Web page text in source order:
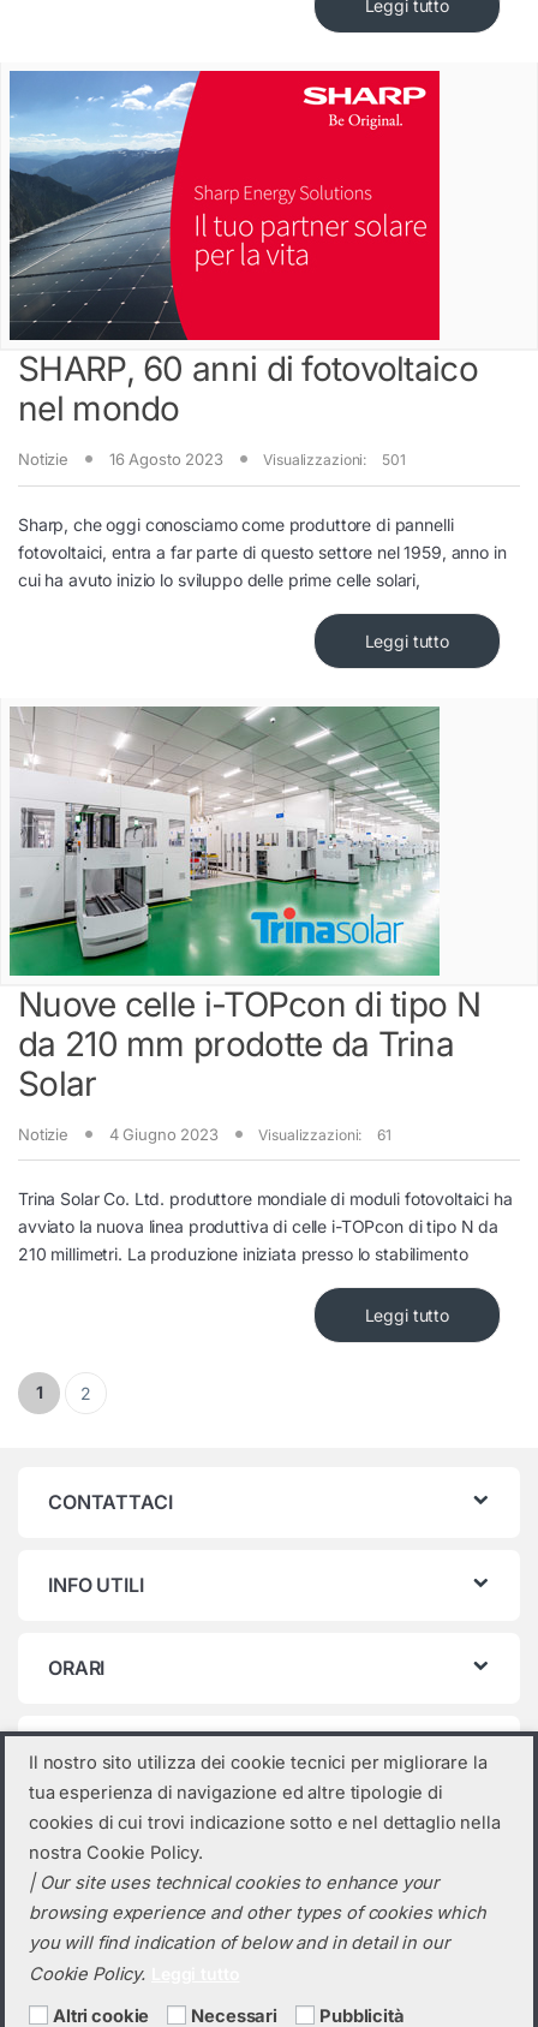
Leggi tutto
SHARP, 60 anni di fotovoltaico
nel mondo
Notizie 16 Agosto 2023 Visualizzazioni: 501
Sharp, che oggi conosciamo come produttore di pannelli
fotovoltaici, entra a far parte di questo settore nel 1959, anno in
cui ha avuto inizio lo sviluppo delle prime celle solari,
Leggi tutto
Nuove celle i-TOPcon di tipo N
da 210 mm prodotte da Trina
Solar
Notizie 4 Giugno 2023 Visualizzazioni: 61
Trina Solar Co. Ltd. produttore mondiale di moduli fotovoltaici ha
avviato la nuova linea produttiva di celle i-TOPcon di tipo N da
210 millimetri. La produzione iniziata presso lo stabilimento
Leggi tutto
Paginazione degli articoli
1 2
CONTATTACI
INFO UTILI
ORARI
Categorie prodotto
Seleziona una categoria
Il nostro sito utilizza dei cookie tecnici per migliorare la
tua esperienza di navigazione ed altre tipologie di
cookies di cui trovi indicazione sotto e nel dettaglio nella
nostra Cookie Policy.
| Our site uses technical cookies to enhance your
browsing experience and other types of cookies which
you will find indication of below and in detail in our
Cookie Policy.
Altri cookie Necessari Pubblicità